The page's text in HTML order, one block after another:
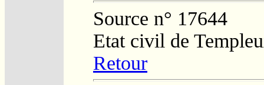
Source n° 17644
Etat civil de
Retour